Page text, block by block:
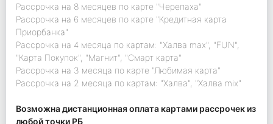
Рассрочка на 8 месяцев по карте "Черепаха"
Рассрочка на 6 месяцев по карте "Кредитная карта
Приорбанка"
Рассрочка на 4 месяца по картам: "Халва max", "FUN",
"Карта Покупок", "Магнит", "Смарт карта"
Рассрочка на 3 месяца по карте "Любимая карта"
Рассрочка на 2 месяца по картам: "Халва", "Халва mix"
Возможна дистанционная оплата картами рассрочек из
любой точки РБ